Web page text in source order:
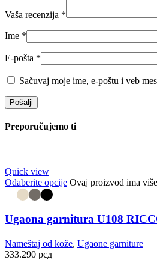
Vaša recenzija *
Ime *
E-pošta *
Sačuvaj moje ime, e-poštu i veb
Preporučujemo ti
Quick view
Odaberite opcije Ovaj proizvod ima
Ugaona garnitura U108
Nameštaj od kože, Ugaone garniture
333.290 рсд